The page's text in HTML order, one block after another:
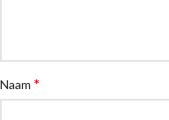
Naam *